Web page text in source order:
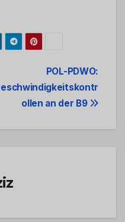
POL-PDWO:
ollen an der B9